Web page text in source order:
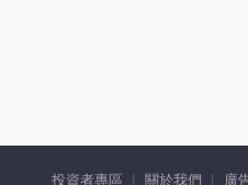
投資者專區 關於我們 廣